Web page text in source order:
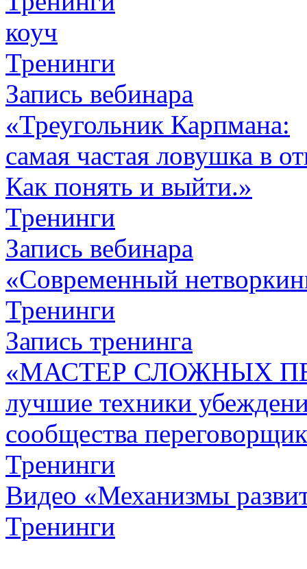
коуч
Тренинги
Запись вебинара
«Треугольник Карпмана:
самая частая ловушка в
Как понять и выйти.»
Тренинги
Запись вебинара
«Современный
Тренинги
Запись тренинга
«МАСТЕР СЛОЖНЫХ
лучшие техники
сообщества
Тренинги
Видео «Механизмы
Тренинги